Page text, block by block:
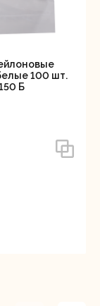
100 шт.
Б